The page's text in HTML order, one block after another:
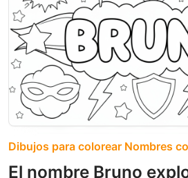
Dibujos para colorear Nombres
El nombre Bruno